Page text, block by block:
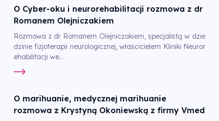
O Cyber-oku i neurorehabilitacji rozmowa z dr
Romanem Olejniczakiem
Rozmowa z dr Romanem Olejniczakiem, specjalistą w dzie
dzinie fizjoterapii neurologicznej, właścicielem Kliniki Neuror
ehabilitacji we...
O marihuanie, medycznej marihuanie
rozmowa z Krystyną Okoniewską z firmy Vmed